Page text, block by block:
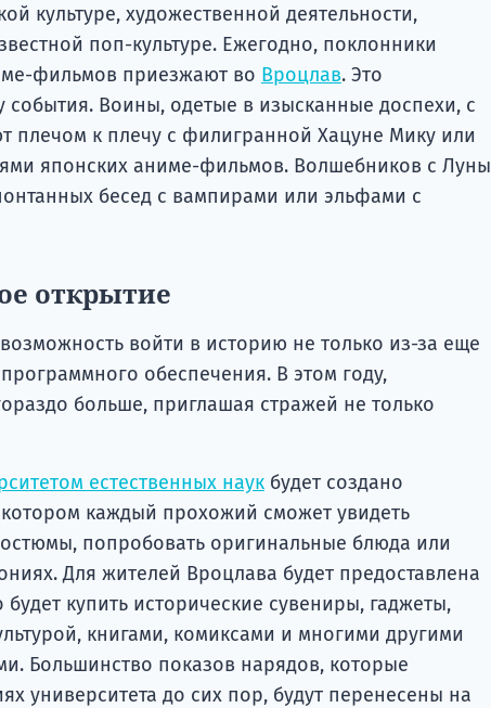
культуре, художественной деятельности,
поп-культуре. Ежегодно, поклонники
фильмов приезжают во Вроцлав. Это
Воины, одетые в изысканные доспехи, с
плечом к плечу с филигранной Хацуне Мику или
японских аниме-фильмов. Волшебников с Луны
бесед с вампирами или эльфами с
открытие
войти в историю не только из-за еще
обеспечения. В этом году,
больше, приглашая стражей не только
естественных наукбудет создано
каждый прохожий сможет увидеть
попробовать оригинальные блюда или
Для жителей Вроцлава будет предоставлена
купить исторические сувениры, гаджеты,
книгами, комиксами и многими другими
Большинство показов нарядов, которые
университета до сих пор, будут перенесены на